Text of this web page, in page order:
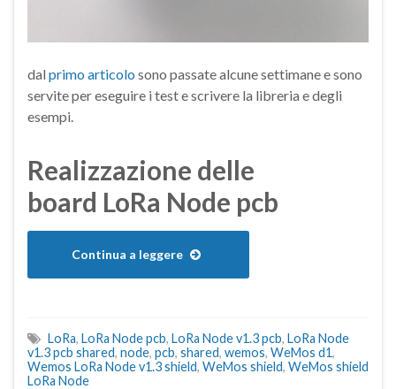
dal primo articolo sono passate alcune settimane e sono
servite per eseguire i test e scrivere la libreria e degli
esempi.
Realizzazione delle
board LoRa Node pcb
Continua a leggere
LoRa, LoRa Node pcb, LoRa Node v1.3 pcb, LoRa Node
v1.3 pcb shared, node, pcb, shared, wemos, WeMos d1,
Wemos LoRa Node v1.3 shield, WeMos shield, WeMos shield
LoRa Node